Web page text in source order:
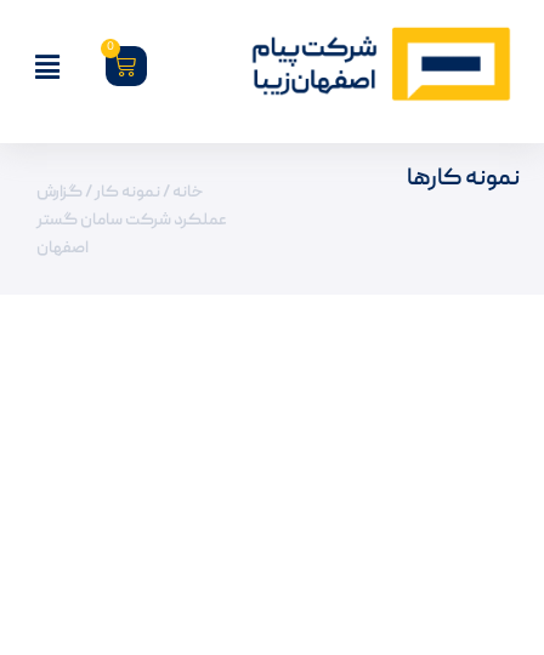
0
نمونه کارها خانه / نمونه کار/ گزارش
عملکرد شرکت سامان گستر
اصفهان